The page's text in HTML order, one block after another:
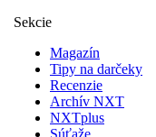
Sekcie
Magazín
Tipy na darčeky
Recenzie
Archív NXT
NXTplus
Súťaže